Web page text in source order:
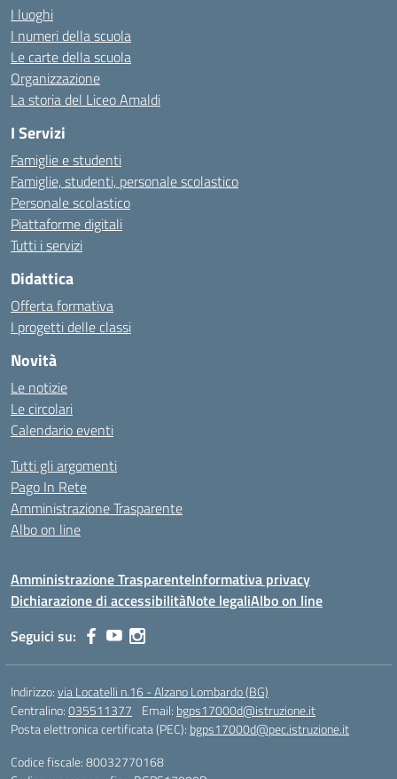
I luoghi
I numeri della scuola
Le carte della scuola
Organizzazione
La storia del Liceo Amaldi
I Servizi
Famiglie e studenti
Famiglie, studenti, personale scolastico
Personale scolastico
Piattaforme digitali
Tutti i servizi
Didattica
Offerta formativa
I progetti delle classi
Novità
Le notizie
Le circolari
Calendario eventi
Tutti gli argomenti
Pago In Rete
Amministrazione Trasparente
Albo on line
Amministrazione TrasparenteInformativa privacy
Dichiarazione di accessibilitàNote legaliAlbo on line
Seguici su:
Indirizzo:via Locatelli n.16 - Alzano Lombardo (BG)
Centralino:035511377 Email: bgps17000d@istruzione.it
Posta elettronica certificata (PEC): bgps17000d@pec.istruzione.it
Codice fiscale: 80032770168